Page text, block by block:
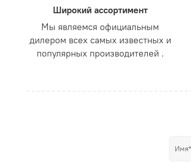
Широкий ассортимент
Мы являемся официальным
дилером всех самых известных и
популярных производителей .